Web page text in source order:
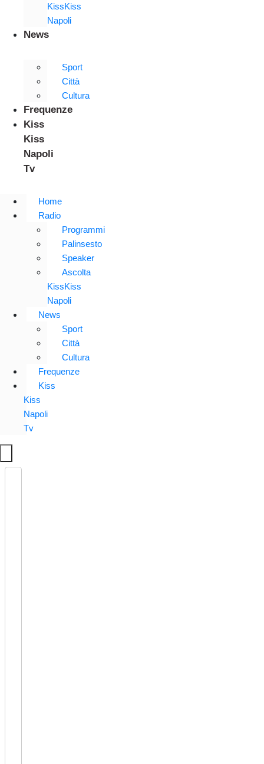
KissKiss
Napoli
News
Sport
Città
Cultura
Frequenze
Kiss
Kiss
Napoli
Tv
Home
Radio
Programmi
Palinsesto
Speaker
Ascolta
KissKiss
Napoli
News
Sport
Città
Cultura
Frequenze
Kiss
Kiss
Napoli
Tv